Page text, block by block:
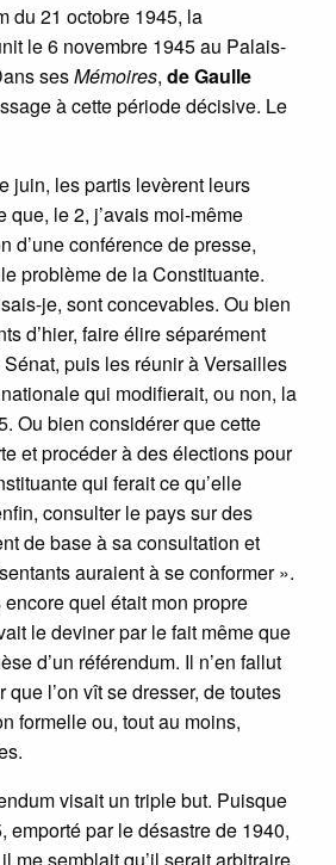
du 21 octobre 1945, la
le 6 novembre 1945 au Palais-
sesMémoires, de Gaulle
à cette période décisive. Le
juin, les partis levèrent leurs
que, le 2, j’avais moi-même
d’une conférence de presse,
problème de la Constituante.
je, sont concevables. Ou bien
d’hier, faire élire séparément
puis les réunir à Versailles
qui modifierait, ou non, la
Ou bien considérer que cette
et procéder à des élections pour
qui ferait ce qu’elle
consulter le pays sur des
de base à sa consultation et
auraient à se conformer ».
quel était mon propre
le deviner par le fait même que
d’un référendum. Il n’en fallut
l’on vît se dresser, de toutes
formelle ou, tout au moins,
visait un triple but. Puisque
emporté par le désastre de 1940,
me semblait qu’il serait arbitraire,